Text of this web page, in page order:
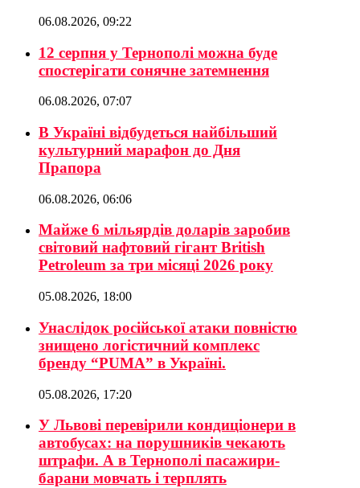
06.08.2026, 09:22
12 серпня у Тернополі можна буде
спостерігати сонячне затемнення
06.08.2026, 07:07
В Україні відбудеться найбільший
культурний марафон до Дня
Прапора
06.08.2026, 06:06
Майже 6 мільярдів доларів заробив
світовий нафтовий гігант British
Petroleum за три місяці 2026 року
05.08.2026, 18:00
Унаслідок російської атаки повністю
знищено логістичний комплекс
бренду “PUMA” в Україні.
05.08.2026, 17:20
У Львові перевірили кондиціонери в
автобусах: на порушників чекають
штрафи. А в Тернополі пасажири-
барани мовчать і терплять